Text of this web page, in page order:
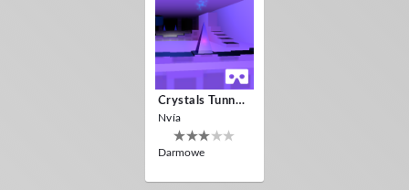
Crystals Tunnel VR
Nvía
Darmowe